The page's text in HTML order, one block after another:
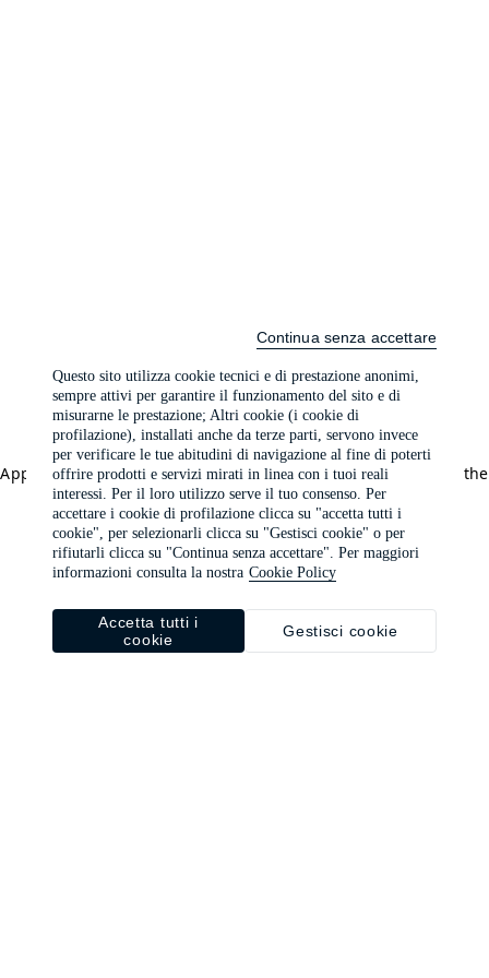
Application error: a client-side exception has occurred (see the
browser console for more information).
Questo sito utilizza cookie tecnici e di prestazione anonimi,
sempre attivi per garantire il funzionamento del sito e di
misurarne le prestazione; Altri cookie (i cookie di
profilazione), installati anche da terze parti, servono invece
per verificare le tue abitudini di navigazione al fine di poterti
offrire prodotti e servizi mirati in linea con i tuoi reali
interessi. Per il loro utilizzo serve il tuo consenso. Per
accettare i cookie di profilazione clicca su "accetta tutti i
cookie", per selezionarli clicca su "Gestisci cookie" o per
rifiutarli clicca su "Continua senza accettare". Per maggiori
informazioni consulta la nostra Cookie Policy
Gestisci cookie
Accetta tutti i
cookie
Continua senza accettare